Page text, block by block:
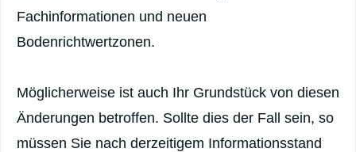
Fachinformationen und neuen
Bodenrichtwertzonen.
Möglicherweise ist auch Ihr Grundstück von diesen
Änderungen betroffen. Sollte dies der Fall sein, so
müssen Sie nach derzeitigem Informationsstand